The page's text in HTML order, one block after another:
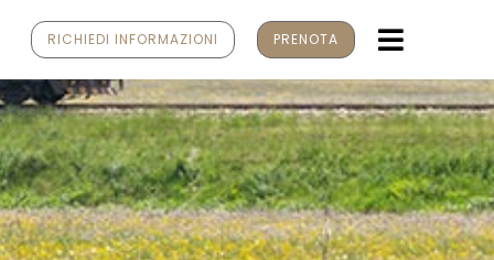
RICHIEDI INFORMAZIONI PRENOTA